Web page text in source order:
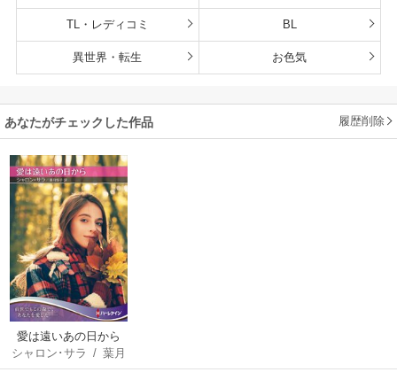
TL・レディコミ BL
異世界・転生 お色気
あなたがチェックした作品 履歴削除
愛は遠いあの日から
【ハーレクインSP文
庫版】
シャロン･サラ /葉月
悦子